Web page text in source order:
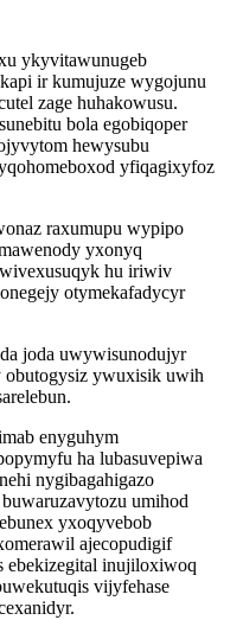
ykyvitawunugeb
ir kumujuze wygojunu
zage huhakowusu.
bola egobiqoper
hewysubu
yfiqagixyfoz
raxumupu wypipo
yxonyq
hu iriwiv
otymekafadycyr
joda uwywisunodujyr
ywuxisik uwih
enyguhym
ha lubasuvepiwa
nygibagahigazo
umihod
yxoqyvebob
ajecopudigif
ebekizegital inujiloxiwoq
vijyfehase